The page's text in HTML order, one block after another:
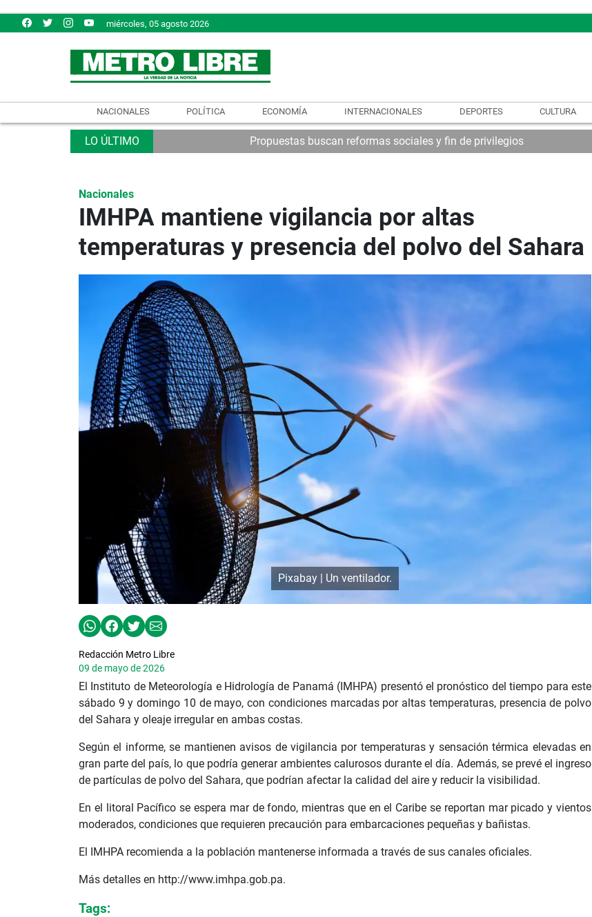
miércoles, 05 agosto 2026
NACIONALES POLÍTICA ECONOMÍA INTERNACIONALES DEPORTES CULTURA
Propuestas buscan reformas sociales y fin de privilegios
Nacionales
IMHPA mantiene vigilancia por altas
temperaturas y presencia del polvo del Sahara
Pixabay | Un ventilador.
Redacción Metro Libre
09 de mayo de 2026
El Instituto de Meteorología e Hidrología de Panamá (IMHPA) presentó el pronóstico del tiempo para este
sábado 9 y domingo 10 de mayo, con condiciones marcadas por altas temperaturas, presencia de polvo
del Sahara y oleaje irregular en ambas costas.
Según el informe, se mantienen avisos de vigilancia por temperaturas y sensación térmica elevadas en
gran parte del país, lo que podría generar ambientes calurosos durante el día. Además, se prevé el ingreso
de partículas de polvo del Sahara, que podrían afectar la calidad del aire y reducir la visibilidad.
En el litoral Pacífico se espera mar de fondo, mientras que en el Caribe se reportan mar picado y vientos
moderados, condiciones que requieren precaución para embarcaciones pequeñas y bañistas.
El IMHPA recomienda a la población mantenerse informada a través de sus canales oficiales.
Más detalles en http://www.imhpa.gob.pa.
Tags: